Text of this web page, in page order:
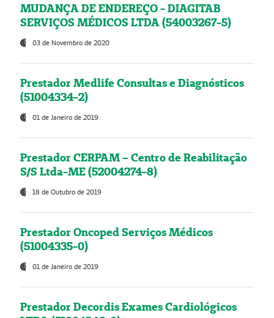
MUDANÇA DE ENDEREÇO - DIAGITAB
SERVIÇOS MÉDICOS LTDA (54003267-5)
03 de Novembro de 2020
Prestador Medlife Consultas e Diagnósticos
(51004334-2)
01 de Janeiro de 2019
Prestador CERPAM – Centro de Reabilitação
S/S Ltda-ME (52004274-8)
18 de Outubro de 2019
Prestador Oncoped Serviços Médicos
(51004335-0)
01 de Janeiro de 2019
Prestador Decordis Exames Cardiológicos